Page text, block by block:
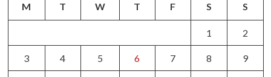
M T W T F S S
1 2
3 4 5 6 7 8 9